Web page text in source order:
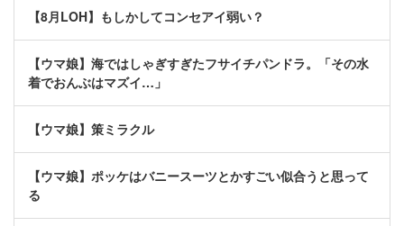
【8月LOH】もしかしてコンセアイ弱い？
【ウマ娘】海ではしゃぎすぎたフサイチパンドラ。「その水
着でおんぶはマズイ…」
【ウマ娘】策ミラクル
【ウマ娘】ポッケはバニースーツとかすごい似合うと思って
る